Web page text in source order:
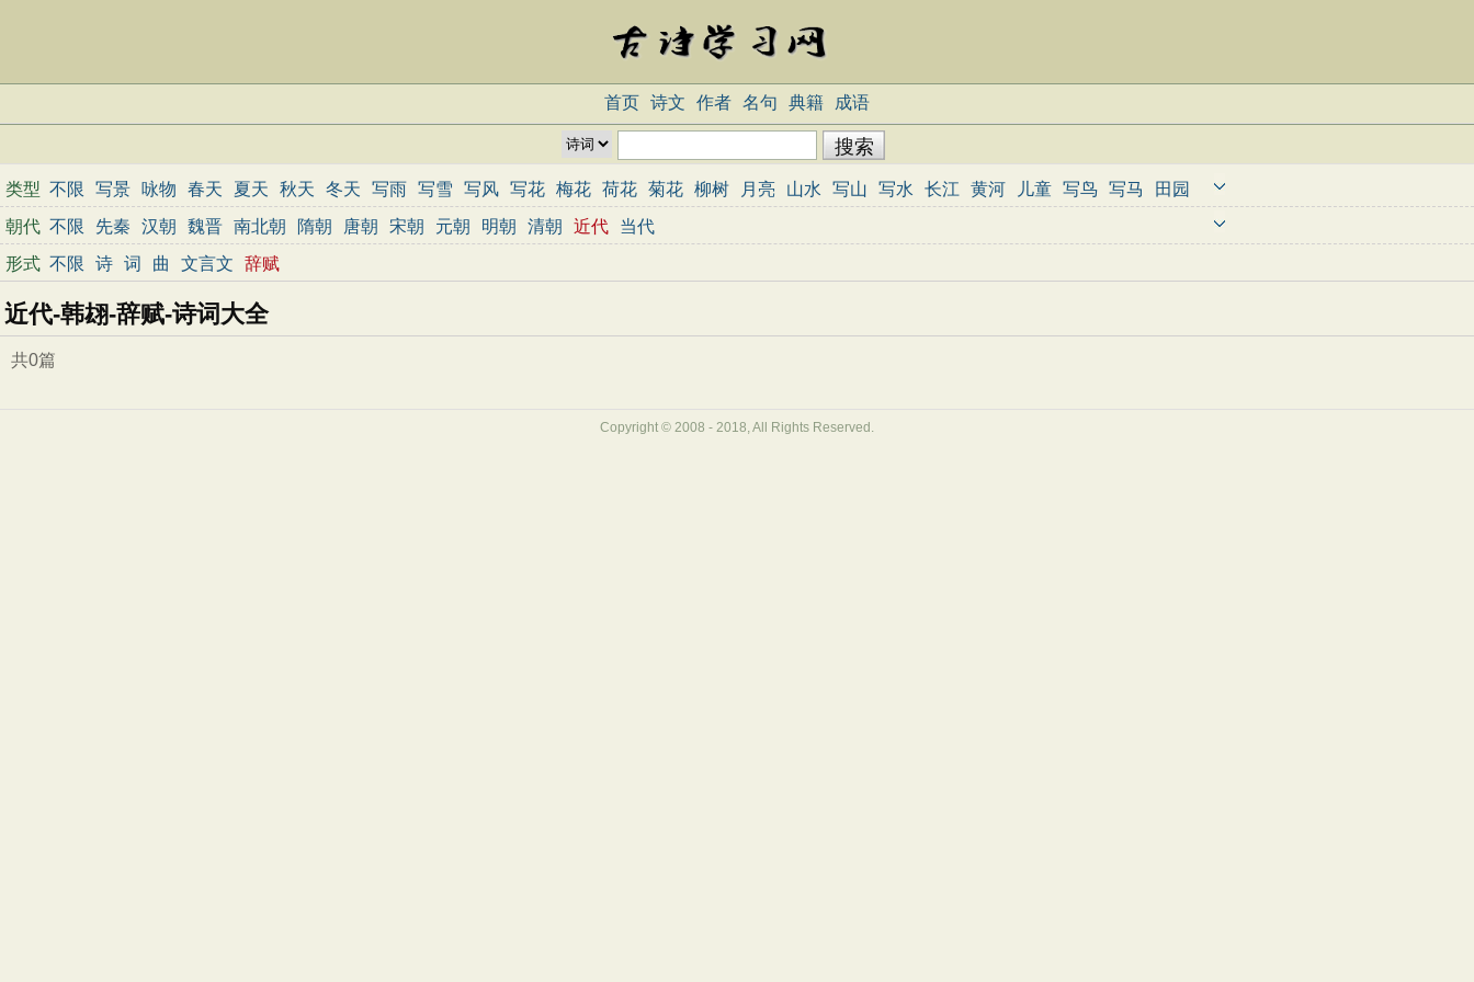
首页 诗文 作者 名句 典籍 成语
类型 不限 写景 咏物 春天 夏天 秋天 冬天 写雨 写雪 写风 写花 梅花 荷花 菊花 柳树 月亮 山水 写山 写水 长江 黄河 儿童 写鸟 写马
田园
边塞
地名 抒情 爱国 离别 送别 思乡 思念 爱情 励志 哲理 闺怨 悼亡 写人
春节 元宵节 寒食节 清明节 端午节 七夕节 中秋节 重阳节 忧国忧民 咏史怀古 宋词精选 小学古诗 初中古诗 高中古诗 古文观止
辞赋精选
小学文言文 初中文言文 高中文言文 古诗十九首 唐诗三百首 古诗三百首 宋词三百首
朝代 不限 先秦 汉朝 魏晋 南北朝 隋朝 唐朝 宋朝 元朝 明朝 清朝 近代
当代
形式 不限 诗 词 曲 文言文 辞赋
近代-韩翃-辞赋-诗词大全
共0篇
Copyright © 2008 - 2018, All Rights Reserved.